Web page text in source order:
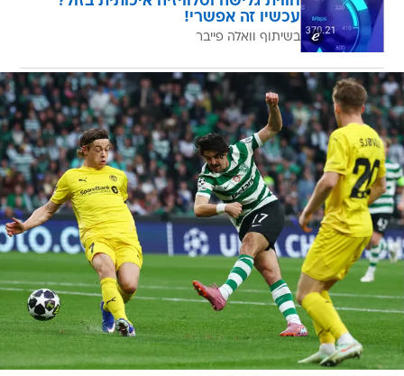
עכשיו זה אפשרי!
בשיתוף וואלה פייבר